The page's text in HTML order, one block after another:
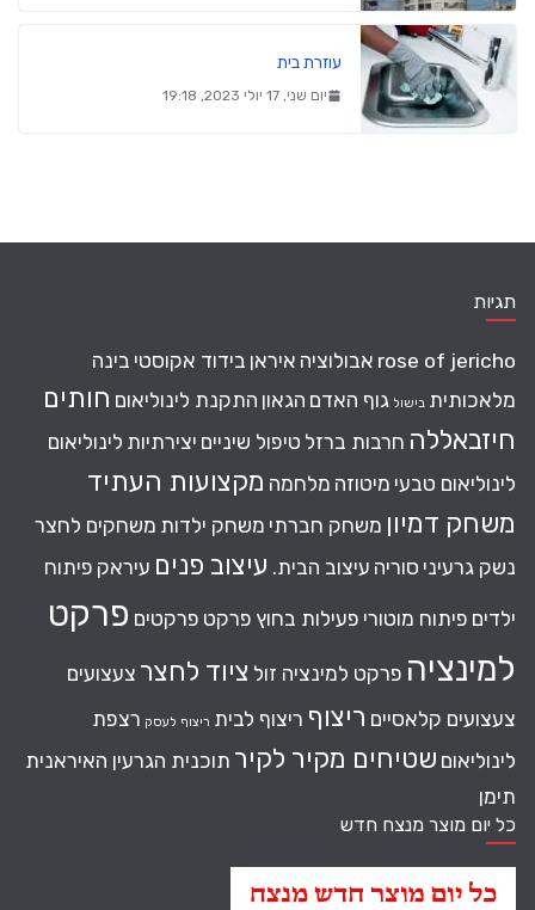
עוזרת בית
יום שני, 17 יולי 2023, 19:18
תגיות
rose of jericho אבולוציה איראן בידוד אקוסטי בינה
מלאכותית בישול גוף האדם הגאון התקנת לינוליאום חותים
חיזבאללה חרבות ברזל טיפול שיניים יצירתיות לינוליאום
לינוליאום טבעי מיטוזה מלחמה מקצועות העתיד
משחק דמיון משחק חברתי משחק ילדות משחקים לחצר
נשק גרעיני סוריה עיצוב הבית. עיצוב פנים עיראק פיתוח
ילדים פיתוח מוטורי פעילות בחוץ פרקט פרקטים פרקט
למינציה פרקט למינציה זול ציוד לחצר צעצועים
צעצועים קלאסיים ריצוף ריצוף לבית ריצוף לעסק רצפת
לינוליאום שטיחים מקיר לקיר תוכנית הגרעין האיראנית
תימן
כל יום מוצר מנצח חדש